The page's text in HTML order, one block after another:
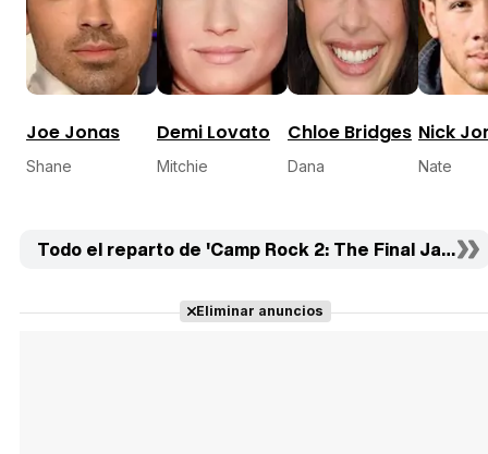
Joe Jonas
Shane
Demi Lovato
Mitchie
Chloe Bridges
Dana
Nick
Nate
Todo el reparto de 'Camp Rock 2: The Final Jam'
Eliminar anuncios